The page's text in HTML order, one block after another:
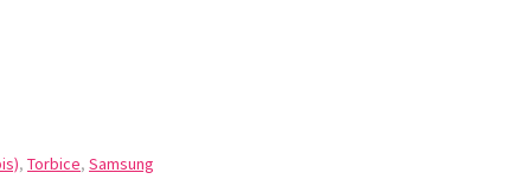
, Torbice, Samsung